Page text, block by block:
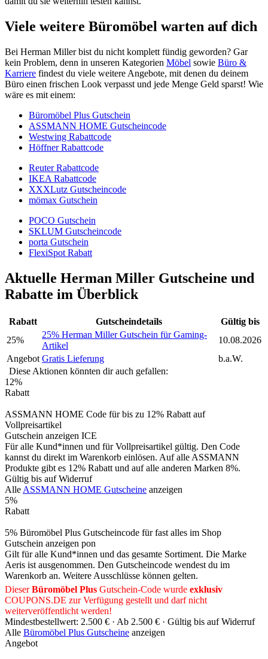
Viele weitere Büromöbel warten auf dich
Bei Herman Miller bist du nicht komplett fündig geworden? Gar
kein Problem, denn in unseren Kategorien Möbel sowie Büro &
Karriere findest du viele weitere Angebote, mit denen du deinem
Büro einen frischen Look verpasst und jede Menge Geld sparst! Wie
wäre es mit einem:
Büromöbel Plus Gutschein
ASSMANN HOME Gutscheincode
Westwing Rabattcode
Höffner Rabattcode
Reuter Rabattcode
IKEA Rabattcode
XXXLutz Gutscheincode
mömax Gutschein
POCO Gutschein
SKLUM Gutscheincode
porta Gutschein
FlexiSpot Rabatt
Aktuelle Herman Miller Gutscheine und
Rabatte im Überblick
Rabatt Gutscheindetails
Gültig bis
25%
25% Herman Miller Gutschein für Gaming-
Artikel
10.08.2026
Angebot Gratis Lieferung
b.a.W.
Diese Aktionen könnten dir auch gefallen:
12%
Rabatt
ASSMANN HOME Code für bis zu 12% Rabatt auf
Vollpreisartikel
Gutschein anzeigen ICE
Für alle Kund*innen und für Vollpreisartikel gültig. Den Code
kannst du direkt im Warenkorb einlösen. Auf alle ASSMANN
Produkte gibt es 12% Rabatt und auf alle anderen Marken 8%.
Gültig bis auf Widerruf
Alle ASSMANN HOME Gutscheine anzeigen
5%
Rabatt
5% Büromöbel Plus Gutscheincode für fast alles im Shop
Gutschein anzeigen pon
Gilt für alle Kund*innen und das gesamte Sortiment. Die Marke
Aeris ist ausgenommen. Den Gutscheincode wendest du im
Warenkorb an. Weitere Ausschlüsse können gelten.
DieserBüromöbel Plus Gutschein-Code wurde exklusiv
COUPONS.DE zur Verfügung gestellt und darf nicht
weiterveröffentlicht werden!
Mindestbestellwert: 2.500 € · Ab 2.500 € · Gültig bis auf Widerruf
Alle Büromöbel Plus Gutscheine anzeigen
Angebot